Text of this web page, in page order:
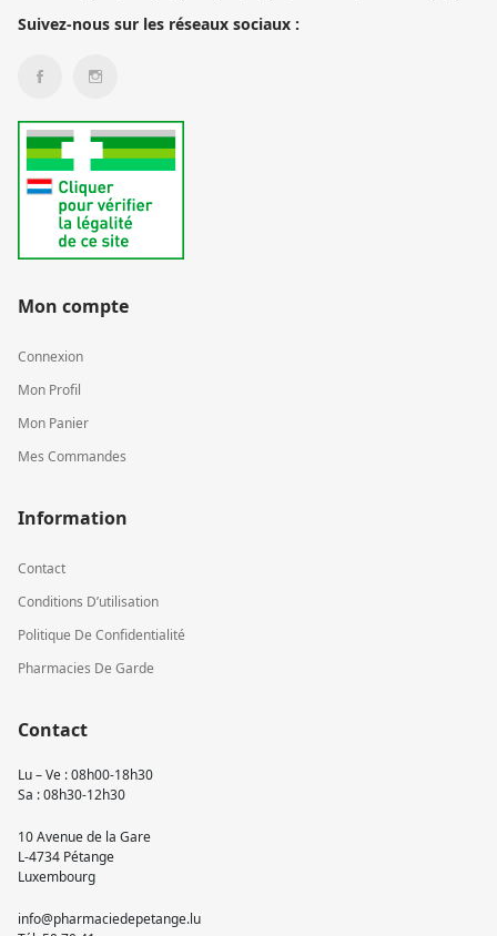
Suivez-nous sur les réseaux sociaux :
Mon compte
Connexion
Mon Profil
Mon Panier
Mes Commandes
Information
Contact
Conditions D’utilisation
Politique De Confidentialité
Pharmacies De Garde
Contact
Lu – Ve : 08h00-18h30
Sa : 08h30-12h30
10 Avenue de la Gare
L-4734 Pétange
Luxembourg
info@pharmaciedepetange.lu